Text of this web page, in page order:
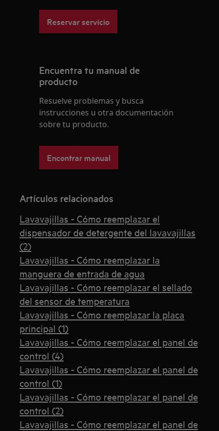
Reservar servicio
Encuentra tu manual de
producto
Resuelve problemas y busca
instrucciones u otra documentación
sobre tu producto.
Encontrar manual
Artículos relacionados
Lavavajillas - Cómo reemplazar el
dispensador de detergente del lavavajillas
(2)
Lavavajillas - Cómo reemplazar la
manguera de entrada de agua
Lavavajillas - Cómo reemplazar el sellado
del sensor de temperatura
Lavavajillas - Cómo reemplazar la placa
principal (1)
Lavavajillas - Cómo reemplazar el panel de
control (4)
Lavavajillas - Cómo reemplazar el panel de
control (1)
Lavavajillas - Cómo reemplazar el panel de
control (2)
Lavavajillas - Cómo reemplazar el panel de